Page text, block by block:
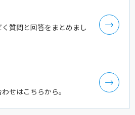
質問と回答をまとめまし
せはこちらから。